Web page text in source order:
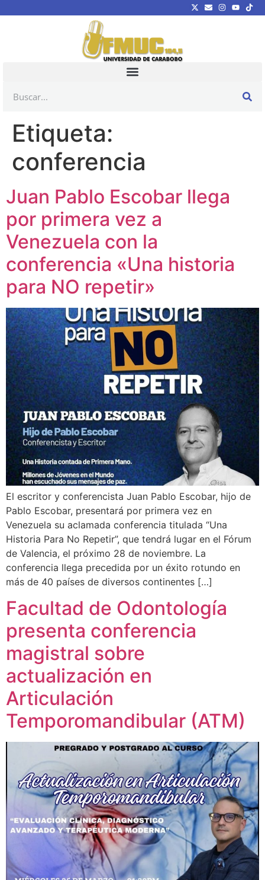
Etiqueta:
conferencia
Juan Pablo Escobar llega
por primera vez a
Venezuela con la
conferencia «Una historia
para NO repetir»
El escritor y conferencista Juan Pablo Escobar, hijo de
Pablo Escobar, presentará por primera vez en
Venezuela su aclamada conferencia titulada “Una
Historia Para No Repetir”, que tendrá lugar en el Fórum
de Valencia, el próximo 28 de noviembre. La
conferencia llega precedida por un éxito rotundo en
más de 40 países de diversos continentes […]
Facultad de Odontología
presenta conferencia
magistral sobre
actualización en
Articulación
Temporomandibular (ATM)